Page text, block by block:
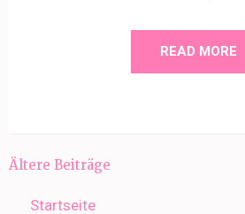
READ MORE
Beitragsnavigation
Ältere Beiträge
Startseite